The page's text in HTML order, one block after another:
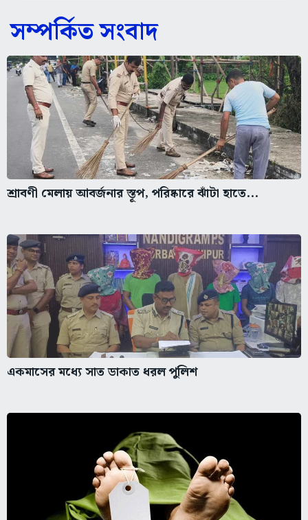
সম্পর্কিত সংবাদ
শ্রাবণী মেলায় আবর্জনার স্তূপ, পরিষ্কারে ঝাঁটা হাতে...
একমাসের মধ্যে সাত ডাকাত ধরল পুলিশ